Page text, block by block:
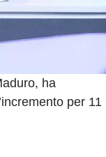
ha
per 11